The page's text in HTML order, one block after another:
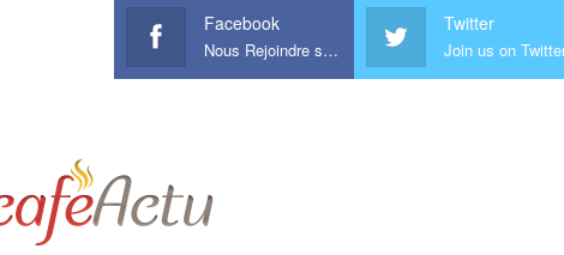
Facebook
Nous Rejoindre sur Facebook
Twitter
Join us on